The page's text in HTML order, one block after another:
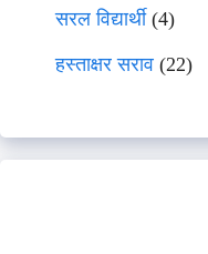
सरल विद्यार्थी(4)
हस्ताक्षर सराव (22)